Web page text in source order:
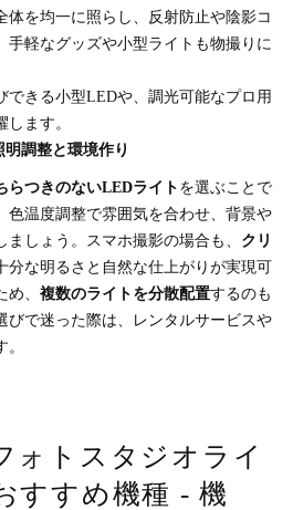
体を均一に照らし、反射防止や陰影コ
手軽なグッズや小型ライトも物撮りに
できる小型LEDや、調光可能なプロ用
ます。
調整と環境作り
らつきのないLEDライト を選ぶことで
色温度調整で雰囲気を合わせ、背景や
しょう。スマホ撮影の場合も、 クリ
分な明るさと自然な仕上がりが実現可
、 複数のライトを分散配置するのも
びで迷った際は、レンタルサービスや
ォトスタジオライ
すすめ機種 - 機